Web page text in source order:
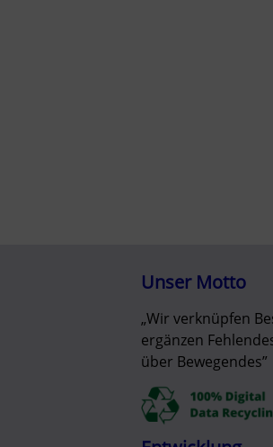
Unser Motto
„Wir verknüpfen
ergänzen
über Bewegendes”